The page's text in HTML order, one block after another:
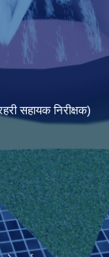
सहायक निरीक्षक)